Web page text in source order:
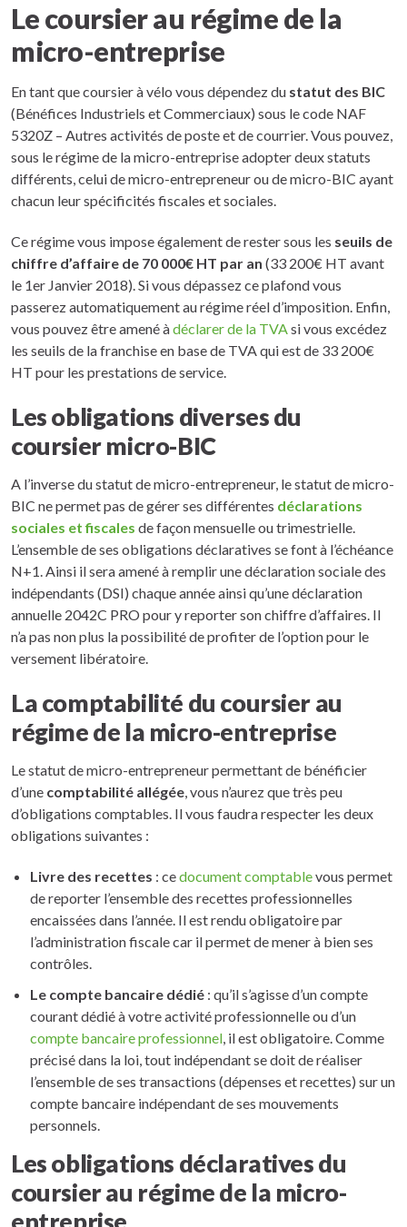
Le coursier au régime de la
micro-entreprise
En tant que coursier à vélo vous dépendez du statut des BIC
(Bénéfices Industriels et Commerciaux) sous le code NAF
5320Z – Autres activités de poste et de courrier. Vous pouvez,
sous le régime de la micro-entreprise adopter deux statuts
différents, celui de micro-entrepreneur ou de micro-BIC ayant
chacun leur spécificités fiscales et sociales.
Ce régime vous impose également de rester sous les seuils de
chiffre d’affaire de 70 000€ HT par an (33 200€ HT avant
le 1er Janvier 2018). Si vous dépassez ce plafond vous
passerez automatiquement au régime réel d’imposition. Enfin,
vous pouvez être amené àdéclarer de la TVA si vous excédez
les seuils de la franchise en base de TVA qui est de 33 200€
HT pour les prestations de service.
Les obligations diverses du
coursier micro-BIC
A l’inverse du statut de micro-entrepreneur, le statut de micro-
BIC ne permet pas de gérer ses différentes déclarations
sociales et fiscales de façon mensuelle ou trimestrielle.
L’ensemble de ses obligations déclaratives se font à l’échéance
N+1. Ainsi il sera amené à remplir une déclaration sociale des
indépendants (DSI) chaque année ainsi qu’une déclaration
annuelle 2042C PRO pour y reporter son chiffre d’affaires. Il
n’a pas non plus la possibilité de profiter de l’option pour le
versement libératoire.
La comptabilité du coursier au
régime de la micro-entreprise
Le statut de micro-entrepreneur permettant de bénéficier
d’une comptabilité allégée , vous n’aurez que très peu
d’obligations comptables. Il vous faudra respecter les deux
obligations suivantes :
Livre des recettes : cedocument comptablevous permet
de reporter l’ensemble des recettes professionnelles
encaissées dans l’année. Il est rendu obligatoire par
l’administration fiscale car il permet de mener à bien ses
contrôles.
Le compte bancaire dédié : qu’il s’agisse d’un compte
courant dédié à votre activité professionnelle ou d’un
compte bancaire professionnel, il est obligatoire. Comme
précisé dans la loi, tout indépendant se doit de réaliser
l’ensemble de ses transactions (dépenses et recettes) sur un
compte bancaire indépendant de ses mouvements
personnels.
Les obligations déclaratives du
coursier au régime de la micro-